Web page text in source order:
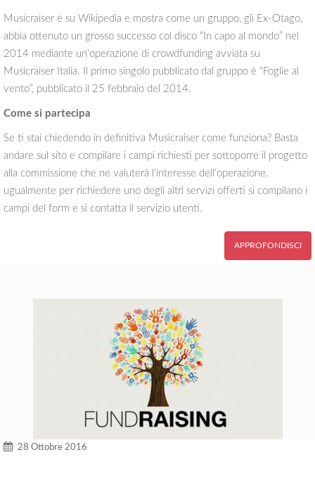
Musicraiser è su Wikipedia e mostra come un gruppo, gli Ex-Otago,
abbia ottenuto un grosso successo col disco “In capo al mondo” nel
2014 mediante un’operazione di crowdfunding avviata su
Musicraiser Italia. Il primo singolo pubblicato dal gruppo è “Foglie al
vento”, pubblicato il 25 febbraio del 2014.
Come si partecipa
Se ti stai chiedendo in definitiva Musicraiser come funziona? Basta
andare sul sito e compilare i campi richiesti per sottoporre il progetto
alla commissione che ne valuterà l’interesse dell’operazione.
ugualmente per richiedere uno degli altri servizi offerti si compilano i
campi del form e si contatta il servizio utenti.
APPROFONDISCI
28 Ottobre 2016